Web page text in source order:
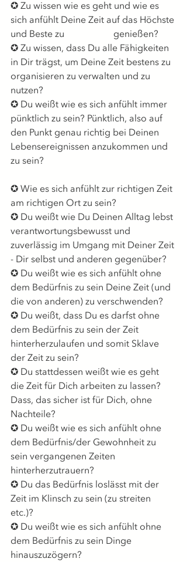
✪ Zu wissen wie es geht und wie es
sich anfühlt Deine Zeit auf das Höchste
und Beste zu                     genießen?
✪ Zu wissen, dass Du alle Fähigkeiten
in Dir trägst, um Deine Zeit bestens zu
organisieren zu verwalten und zu
nutzen?
✪ Du weißt wie es sich anfühlt immer
pünktlich zu sein? Pünktlich, also auf
den Punkt genau richtig bei Deinen
Lebensereignissen anzukommen und
zu sein?
✪ Wie es sich anfühlt zur richtigen Zeit
am richtigen Ort zu sein?
✪ Du weißt wie Du Deinen Alltag lebst
verantwortungsbewusst und
zuverlässig im Umgang mit Deiner Zeit
- Dir selbst und anderen gegenüber?
✪ Du weißt wie es sich anfühlt ohne
dem Bedürfnis zu sein Deine Zeit (und
die von anderen) zu verschwenden?
✪ Du weißt, dass Du es darfst ohne
dem Bedürfnis zu sein der Zeit
hinterherzulaufen und somit Sklave
der Zeit zu sein?
✪ Du stattdessen weißt wie es geht
die Zeit für Dich arbeiten zu lassen?
Dass, das sicher ist für Dich, ohne
Nachteile?
✪ Du weißt wie es sich anfühlt ohne
dem Bedürfnis/der Gewohnheit zu
sein vergangenen Zeiten
hinterherzutrauern?
✪ Du das Bedürfnis loslässt mit der
Zeit im Klinsch zu sein (zu streiten
etc.)?
✪ Du weißt wie es sich anfühlt ohne
dem Bedürfnis zu sein Dinge
hinauszuzögern?